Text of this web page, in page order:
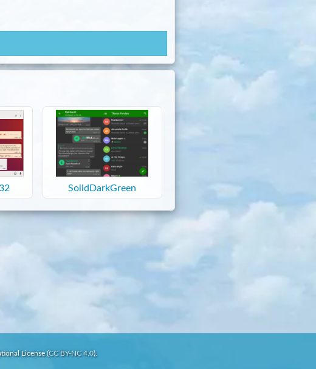
SolidDarkGreen
License (CC BY-NC 4.0).